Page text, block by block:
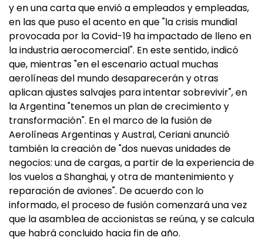
y en una carta que envió a empleados y empleadas,
en las que puso el acento en que "la crisis mundial
provocada por la Covid-19 ha impactado de lleno en
la industria aerocomercial". En este sentido, indicó
que, mientras "en el escenario actual muchas
aerolíneas del mundo desaparecerán y otras
aplican ajustes salvajes para intentar sobrevivir", en
la Argentina "tenemos un plan de crecimiento y
transformación". En el marco de la fusión de
Aerolíneas Argentinas y Austral, Ceriani anunció
también la creación de "dos nuevas unidades de
negocios: una de cargas, a partir de la experiencia de
los vuelos a Shanghai, y otra de mantenimiento y
reparación de aviones". De acuerdo con lo
informado, el proceso de fusión comenzará una vez
que la asamblea de accionistas se reúna, y se calcula
que habrá concluido hacia fin de año.